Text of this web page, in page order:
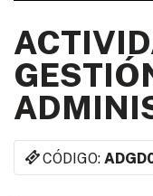
CÓDIGO: